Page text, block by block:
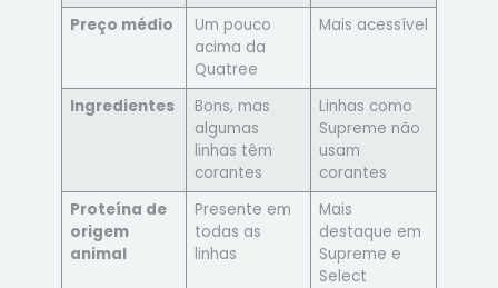
Preço médio
Um pouco
acima da
Quatree
Mais acessível
Ingredientes
Bons, mas
algumas
linhas têm
corantes
Linhas como
Supreme não
usam
corantes
Proteína de
origem
animal
Presente em
todas as
linhas
Mais
destaque em
Supreme e
Select